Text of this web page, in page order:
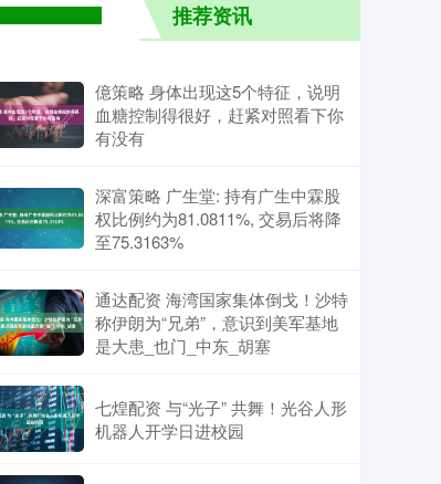
推荐资讯
億策略 身体出现这5个特征，说明
血糖控制得很好，赶紧对照看下你
有没有
深富策略 广生堂: 持有广生中霖股
权比例约为81.0811%, 交易后将降
至75.3163%
通达配资 海湾国家集体倒戈！沙特
称伊朗为“兄弟”，意识到美军基地
是大患_也门_中东_胡塞
七煌配资 与“光子” 共舞！光谷人形
机器人开学日进校园